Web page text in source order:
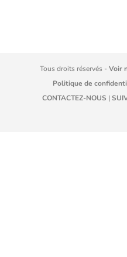
Tous droits réservés -Voir
Politique de
CONTACTEZ-NOUS |